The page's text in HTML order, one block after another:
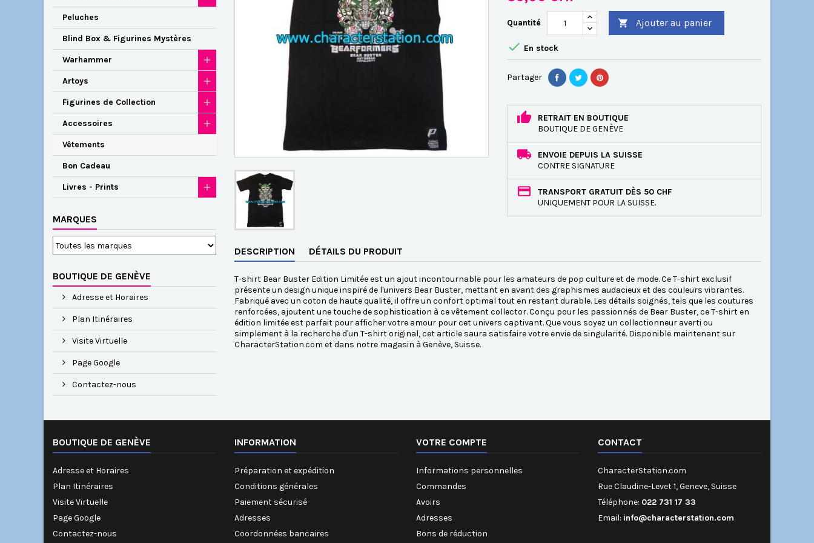
Peluches
Blind Box & Figurines Mystères
Warhammer
Artoys
Figurines de Collection
Accessoires
Vêtements
Bon Cadeau
Livres - Prints
MARQUES
BOUTIQUE DE GENÈVE
Adresse et Horaires
Plan Itinéraires
Visite Virtuelle
Page Google
Contactez-nous
Quantité  Ajouter au panier
 En stock
Partager
RETRAIT EN BOUTIQUE
BOUTIQUE DE GENÈVE
ENVOIE DEPUIS LA SUISSE
CONTRE SIGNATURE
TRANSPORT GRATUIT DÈS 50 CHF
UNIQUEMENT POUR LA SUISSE.
DESCRIPTION DÉTAILS DU PRODUIT
T-shirt Bear Buster Edition Limitée est un ajout incontournable pour les amateurs de pop culture et de mode. Ce T-shirt exclusif
présente un design unique inspiré de l'univers Bear Buster, mettant en avant des graphismes audacieux et des couleurs vibrantes.
Fabriqué avec un coton de haute qualité, il offre un confort optimal tout en restant durable. Les détails soignés, tels que les coutures
renforcées, ajoutent une touche de sophistication à ce vêtement collector. Conçu pour les passionnés de Bear Buster, ce T-shirt en
édition limitée est parfait pour afficher votre amour pour cet univers captivant. Que vous soyez un collectionneur averti ou
simplement à la recherche d'un T-shirt original, cet article saura satisfaire votre envie de singularité. Disponible maintenant sur
CharacterStation.com et dans notre magasin à Genève, Suisse.
BOUTIQUE DE GENÈVE
Adresse et Horaires
Plan Itinéraires
Visite Virtuelle
Page Google
Contactez-nous
INFORMATION
Préparation et expédition
Conditions générales
Paiement sécurisé
Adresses
Coordonnées bancaires
VOTRE COMPTE
Informations personnelles
Commandes
Avoirs
Adresses
Bons de réduction
CONTACT
CharacterStation.com
Rue Claudine-Levet 1, Geneve, Suisse
Téléphone: 022 731 17 33
Email: info@characterstation.com